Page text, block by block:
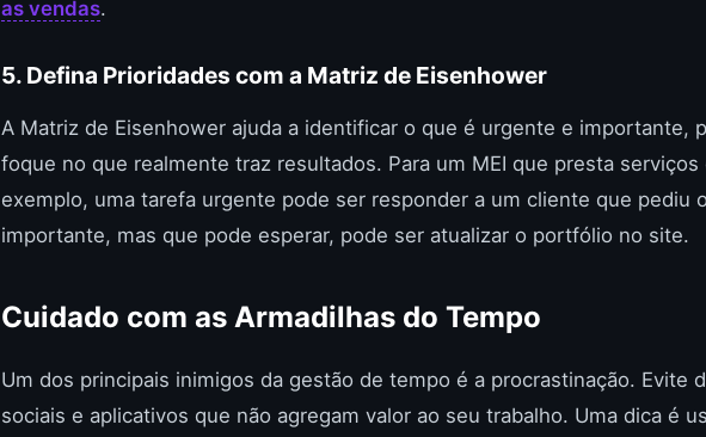
as vendas.
5. Defina Prioridades com a Matriz de Eisenhower
A Matriz de Eisenhower ajuda a identificar o que é urgente e importante,
foque no que realmente traz resultados. Para um MEI que presta
exemplo, uma tarefa urgente pode ser responder a um cliente que pediu
importante, mas que pode esperar, pode ser atualizar o portfólio no site.
Cuidado com as Armadilhas do Tempo
Um dos principais inimigos da gestão de tempo é a procrastinação. Evite
sociais e aplicativos que não agregam valor ao seu trabalho. Uma dica é